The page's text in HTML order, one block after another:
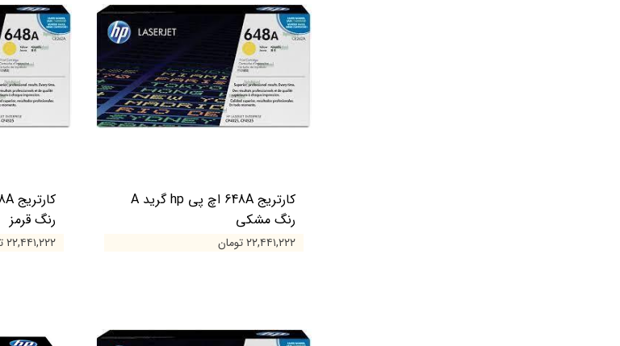
کارتریج 648A اچ پی hp گرید A
رنگ مشکی
۲۲,۴۴۱,۲۲۲ تومان
رنگ قرمز
۲۲,۴۴۱,۲۲۲ تومان